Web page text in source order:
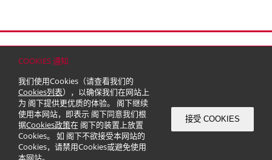
COOKIES 通知
我们使用Cookies（请查看我们的
Cookies列表），以确保我们在网站上
为 阁下提供更优质的体验。 阁下继续
使用本网站，即表示 阁下同意我们根
据Cookies政策在 阁下的装置上放置
Cookies。 如 阁下不欲接受本网站的
Cookies，请禁用Cookies或避免使用
本网站。
接受 COOKIES
© 2026 嘉里建设有限公司 (于百慕达注册成立之有限公司)